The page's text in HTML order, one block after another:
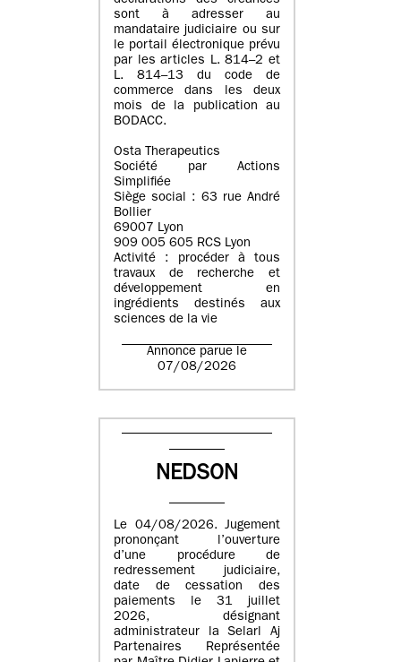
sont à adresser au
mandataire judiciaire ou sur
le portail électronique prévu
par les articles L. 814–2 et
L. 814–13 du code de
commerce dans les deux
mois de la publication au
BODACC.
Osta Therapeutics
Société par Actions
Simplifiée
Siège social : 63 rue André
Bollier
69007 Lyon
909 005 605 RCS Lyon
Activité : procéder à tous
travaux de recherche et
développement en
ingrédients destinés aux
sciences de la vie
Annonce parue le
07/08/2026
NEDSON
Le 04/08/2026. Jugement
prononçant l’ouverture
d’une procédure de
redressement judiciaire,
date de cessation des
paiements le 31 juillet
2026, désignant
administrateur la Selarl Aj
Partenaires Représentée